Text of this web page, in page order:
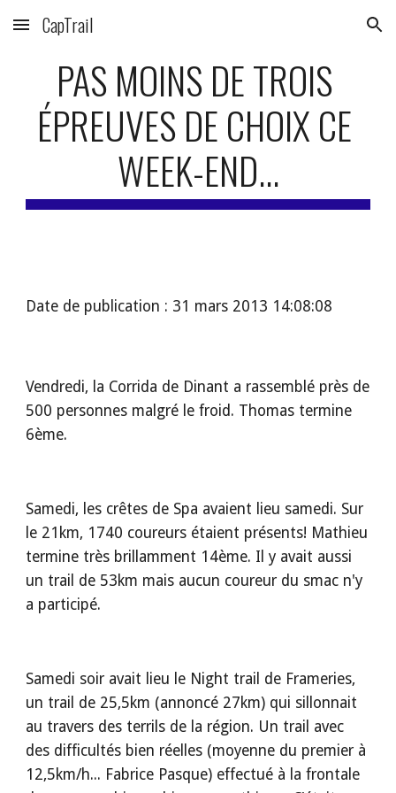
Skip to main content Skip to navigation
CapTrail
PAS MOINS DE TROIS
ÉPREUVES DE CHOIX CE
WEEK-END...
Date de publication : 31 mars 2013 14:08:08
Vendredi, la Corrida de Dinant a rassemblé près de
500 personnes malgré le froid. Thomas termine
6ème.
Samedi, les crêtes de Spa avaient lieu samedi. Sur
le 21km, 1740 coureurs étaient présents! Mathieu
termine très brillamment 14ème. Il y avait aussi
un trail de 53km mais aucun coureur du smac n'y
a participé.
Samedi soir avait lieu le Night trail de Frameries,
un trail de 25,5km (annoncé 27km) qui sillonnait
au travers des terrils de la région. Un trail avec
des difficultés bien réelles (moyenne du premier à
12,5km/h... Fabrice Pasque) effectué à la frontale